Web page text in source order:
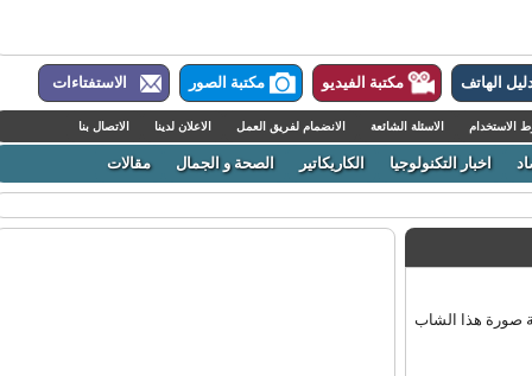
الهاتف مكتبة الفيديو مكتبة الصور الاستفتاءات
الاسئلة الشائعة الانضمام لفريق العمل الاعلان لدينا الاتصال بنا
اخبار التكنولوجيا الكاريكاتير الصحة و الجمال مقالات
صورة هذا الشاب